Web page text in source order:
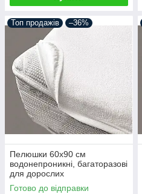
Топ продажів –36%
Пелюшки 60х90 см
водонепроникні, багаторазові
для дорослих
Готово до відправки